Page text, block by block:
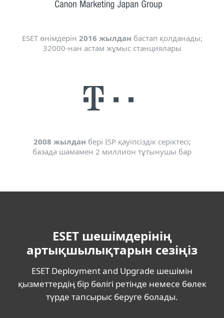
ESET өнімдерін 2016 жылдан бастап қолданады;
32000-нан астам жұмыс станциялары
2008 жылдан бері ISP қауіпсіздік серіктесі;
базада шамамен 2 миллион тұтынушы бар
ESET шешімдерінің
артықшылықтарын сезіңіз
ESET Deployment and Upgrade шешімін
қызметтердің бір бөлігі ретінде немесе бөлек
түрде тапсырыс беруге болады.